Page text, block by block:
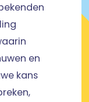
en
kans